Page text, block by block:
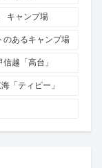
キャンプ場
のあるキャンプ場
信越「高台」
海「ティピー」